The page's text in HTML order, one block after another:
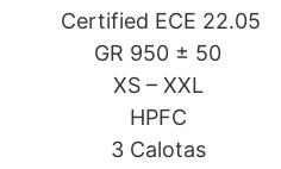
Certified ECE 22.05
GR 950 ± 50
XS – XXL
HPFC
3 Calotas